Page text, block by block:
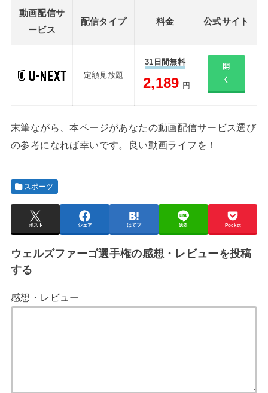
動画配信サ
ービス
配信タイプ 料金 公式サイト
定額見放題
31日間無料
2,189 円
開
く
末筆ながら、本ページがあなたの動画配信サービス選び
の参考になれば幸いです。良い動画ライフを！
スポーツ
ポスト シェア はてブ 送る Pocket
ウェルズファーゴ選手権の感想・レビューを投稿
する
感想・レビュー